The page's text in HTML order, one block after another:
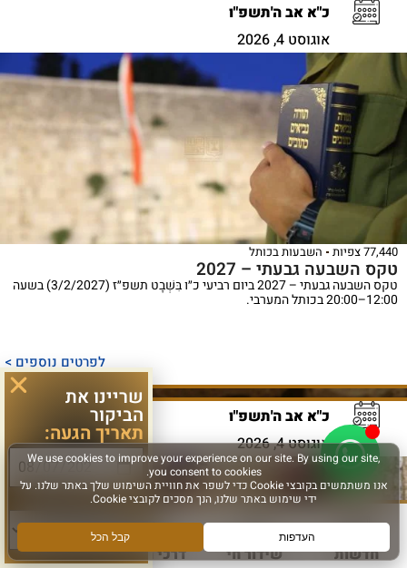
כ"א אב ה'תשפ"ו
אוגוסט 4, 2026
77,440 צפיות השבעות בכותל
טקס השבעה גבעתי – 2027
טקס השבעה גבעתי – 2027 ביום רביעי כ״ו בִּשְׁבָט תשפ״ז (3/2/2027) בשעה
12:00–20:00 בכותל המערבי.
לפרטים נוספים >
כ"א אב ה'תשפ"ו
אוגוסט 4, 2026
חדשות שידור חי דרכי הגעה עוד
שריינו את
הביקור
תאריך הגעה:
סוג פעילות: